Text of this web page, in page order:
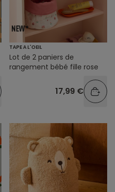
TAPE A L'OEIL
Lot de 2 paniers de
rangement bébé fille rose
17,99 €